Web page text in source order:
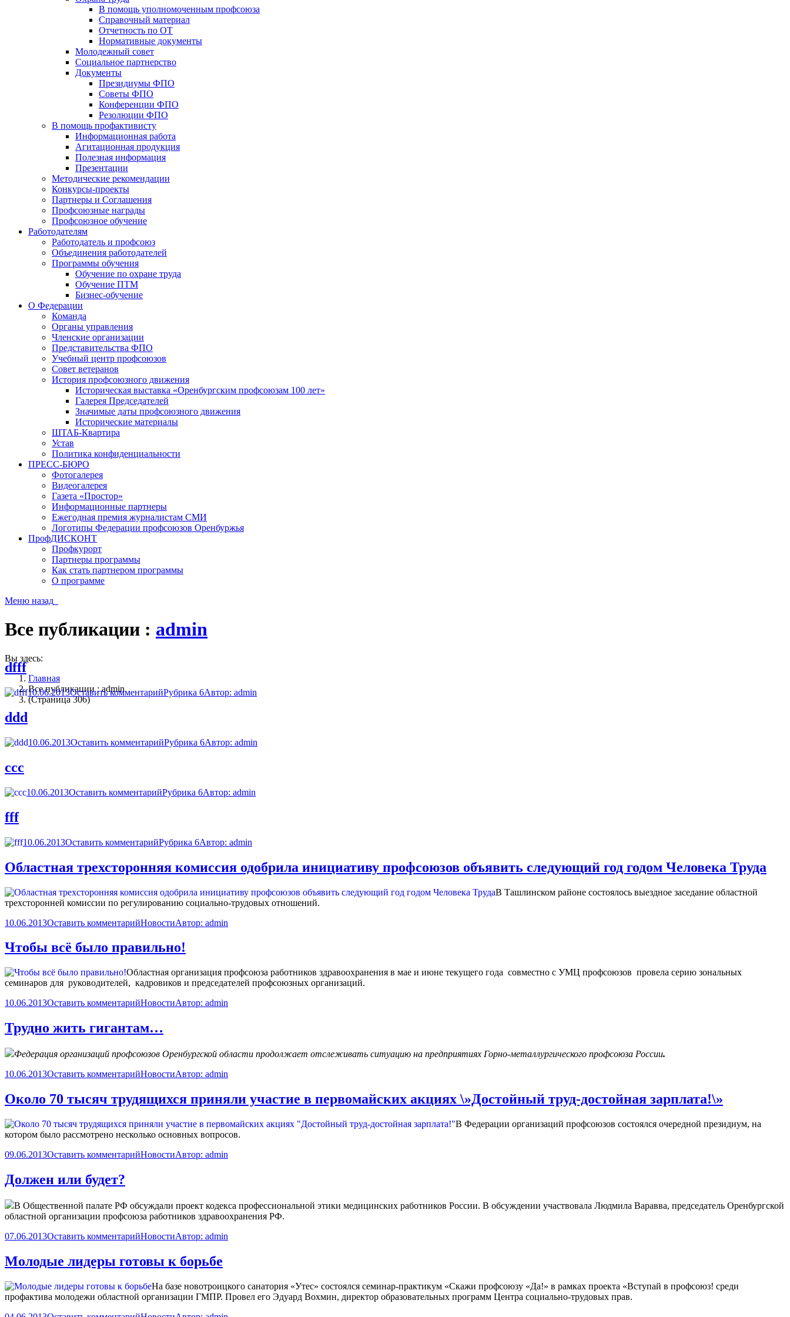
В помощь уполномоченным профсоюза
Справочный материал
Отчетность по ОТ
Нормативные документы
Молодежный совет
Социальное партнерство
Документы
Президиумы ФПО
Советы ФПО
Конференции ФПО
Резолюции ФПО
В помощь профактивисту
Информационная работа
Агитационная продукция
Полезная информация
Презентации
Методические рекомендации
Конкурсы-проекты
Партнеры и Соглашения
Профсоюзные награды
Профсоюзное обучение
Работодателям
Работодатель и профсоюз
Объединения работодателей
Программы обучения
Обучение по охране труда
Обучение ПТМ
Бизнес-обучение
О Федерации
Команда
Органы управления
Членские организации
Представительства ФПО
Учебный центр профсоюзов
Совет ветеранов
История профсоюзного движения
Историческая выставка «Оренбургским профсоюзам 100 лет»
Галерея Председателей
Значимые даты профсоюзного движения
Исторические материалы
ШТАБ-Квартира
Устав
Политика конфиденциальности
ПРЕСС-БЮРО
Фотогалерея
Видеогалерея
Газета «Простор»
Информационные партнеры
Ежегодная премия журналистам СМИ
Логотипы Федерации профсоюзов Оренбуржья
ПрофДИСКОНТ
Профкурорт
Партнеры программы
Как стать партнером программы
О программе
Меню назад
Все публикации : admin
Вы здесь:
Главная
Все публикации : admin
(Страница 306)
dfff
10.06.2013Оставить комментарийРубрика 6Автор: admin
ddd
10.06.2013Оставить комментарийРубрика 6Автор: admin
ccc
10.06.2013Оставить комментарийРубрика 6Автор: admin
fff
10.06.2013Оставить комментарийРубрика 6Автор: admin
Областная трехсторонняя комиссия одобрила инициативу профсоюзов объявить следующий год годом Человека Труда
В Ташлинском районе состоялось выездное заседание областной
трехсторонней комиссии по регулированию социально-трудовых отношений.
10.06.2013Оставить комментарийНовостиАвтор: admin
Чтобы всё было правильно!
Областная организация профсоюза работников здравоохранения в мае и июне текущего года совместно с УМЦ профсоюзов провела серию зональных
семинаров для руководителей, кадровиков и председателей профсоюзных организаций.
10.06.2013Оставить комментарийНовостиАвтор: admin
Трудно жить гигантам…
Федерация организаций профсоюзов Оренбургской области продолжает отслеживать ситуацию на предприятиях Горно-металлургического профсоюза России.
10.06.2013Оставить комментарийНовостиАвтор: admin
Около 70 тысяч трудящихся приняли участие в первомайских акциях \»Достойный труд-достойная зарплата!\»
В Федерации организаций профсоюзов состоялся очередной президиум, на
котором было рассмотрено несколько основных вопросов.
09.06.2013Оставить комментарийНовостиАвтор: admin
Должен или будет?
В Общественной палате РФ обсуждали проект кодекса профессиональной этики медицинских работников России. В обсуждении участвовала Людмила Варавва, председатель Оренбургской
областной организации профсоюза работников здравоохранения РФ.
07.06.2013Оставить комментарийНовостиАвтор: admin
Молодые лидеры готовы к борьбе
На базе новотроицкого санатория «Утес» состоялся семинар-практикум «Скажи профсоюзу «Да!» в рамках проекта «Вступай в профсоюз! среди
профактива молодежи областной организации ГМПР. Провел его Эдуард Вохмин, директор образовательных программ Центра социально-трудовых прав.